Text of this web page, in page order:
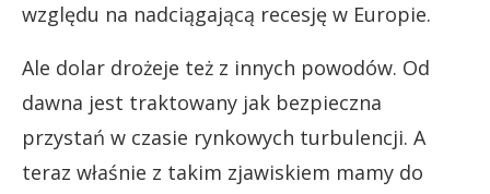
względu na nadciągającą recesję w Europie.
Ale dolar drożeje też z innych powodów. Od
dawna jest traktowany jak bezpieczna
przystań w czasie rynkowych turbulencji. A
teraz właśnie z takim zjawiskiem mamy do